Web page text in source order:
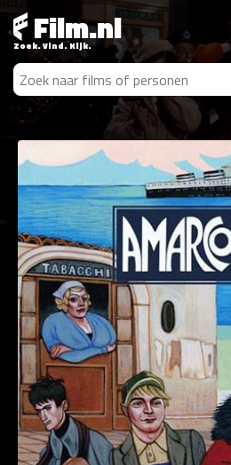
Film.nl
Zoek. Vind. Kijk.